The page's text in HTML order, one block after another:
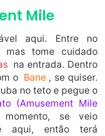
Mile
aqui. Entre no
mas tome cuidado
na entrada. Dentro
o Bane , se quiser.
no teto e pegue o
(Amusement Mile
se veio
aqui, então terá